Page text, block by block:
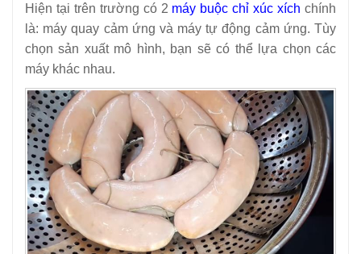
Hiện tại trên trường có 2 máy buộc chỉ xúc xích chính
là: máy quay cảm ứng và máy tự động cảm ứng. Tùy
chọn sản xuất mô hình, bạn sẽ có thể lựa chọn các
máy khác nhau.